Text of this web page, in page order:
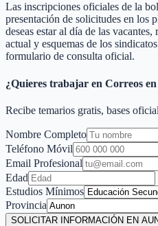
Las inscripciones oficiales de la
presentación de solicitudes en los
deseas estar al día de las
actual y esquemas de los
formulario de consulta oficial.
¿Quieres trabajar en Correos en
Recibe temarios gratis, bases
Nombre Completo
Teléfono Móvil
Email Profesional
Edad
Estudios Mínimos
Provincia
SOLICITAR INFORMACIÓN EN